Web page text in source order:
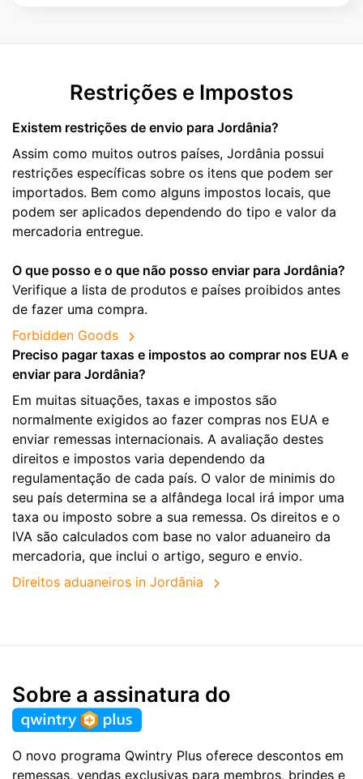
Restrições e Impostos
Existem restrições de envio para Jordânia?
Assim como muitos outros países, Jordânia possui
restrições específicas sobre os itens que podem ser
importados. Bem como alguns impostos locais, que
podem ser aplicados dependendo do tipo e valor da
mercadoria entregue.
O que posso e o que não posso enviar para Jordânia?
Verifique a lista de produtos e países proibidos antes
de fazer uma compra.
Forbidden Goods
Preciso pagar taxas e impostos ao comprar nos EUA e
enviar para Jordânia?
Em muitas situações, taxas e impostos são
normalmente exigidos ao fazer compras nos EUA e
enviar remessas internacionais. A avaliação destes
direitos e impostos varia dependendo da
regulamentação de cada país. O valor de minimis do
seu país determina se a alfândega local irá impor uma
taxa ou imposto sobre a sua remessa. Os direitos e o
IVA são calculados com base no valor aduaneiro da
mercadoria, que inclui o artigo, seguro e envio.
Direitos aduaneiros in Jordânia
Sobre a assinatura do
O novo programa Qwintry Plus oferece descontos em
remessas, vendas exclusivas para membros, brindes e